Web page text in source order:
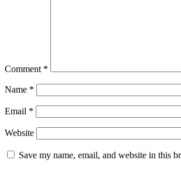
Comment *
Name *
Email *
Website
Save my name, email, and website in this